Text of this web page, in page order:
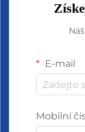
E-mail
Mobilní